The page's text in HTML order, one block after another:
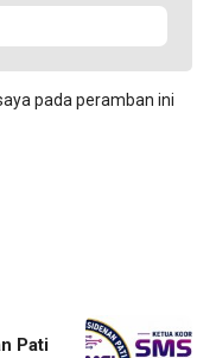
pada peramban ini
Pati